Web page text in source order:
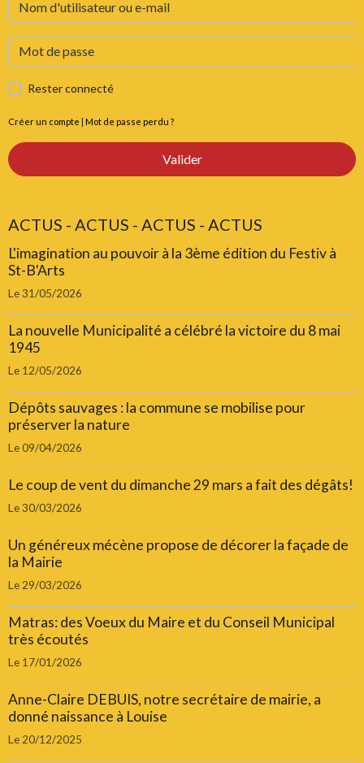
Rester connecté
Créer un compte | Mot de passe perdu ?
Valider
ACTUS - ACTUS - ACTUS - ACTUS
L'imagination au pouvoir à la 3ème édition du Festiv à
St-B'Arts
Le 31/05/2026
La nouvelle Municipalité a célébré la victoire du 8 mai
1945
Le 12/05/2026
Dépôts sauvages : la commune se mobilise pour
préserver la nature
Le 09/04/2026
Le coup de vent du dimanche 29 mars a fait des dégâts!
Le 30/03/2026
Un généreux mécène propose de décorer la façade de
la Mairie
Le 29/03/2026
Matras: des Voeux du Maire et du Conseil Municipal
très écoutés
Le 17/01/2026
Anne-Claire DEBUIS, notre secrétaire de mairie, a
donné naissance à Louise
Le 20/12/2025